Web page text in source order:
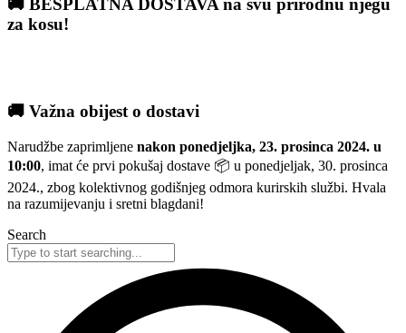
🚚 BESPLATNA DOSTAVA na svu prirodnu njegu
za kosu!
🚚 Važna obijest o dostavi
Narudžbe zaprimljene nakon ponedjeljka, 23. prosinca 2024. u
10:00, imat će prvi pokušaj dostave 📦 u ponedjeljak, 30. prosinca
2024., zbog kolektivnog godišnjeg odmora kurirskih službi. Hvala
na razumijevanju i sretni blagdani!
Search